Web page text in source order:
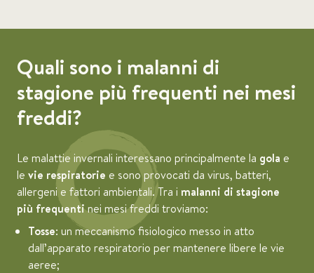
Quali sono i malanni di
stagione più frequenti nei mesi
freddi?
Le malattie invernali interessano principalmente la gola e
le vie respiratorie e sono provocati da virus, batteri,
allergeni e fattori ambientali. Tra i malanni di stagione
più frequentinei mesi freddi troviamo:
Tosse: un meccanismo fisiologico messo in atto
dall’apparato respiratorio per mantenere libere le vie
aeree;